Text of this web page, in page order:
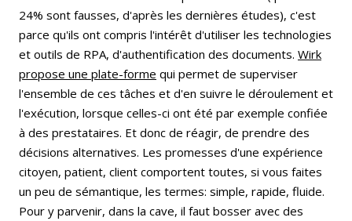
24% sont fausses, d'après les dernières études), c'est
parce qu'ils ont compris l'intérêt d'utiliser les technologies
et outils de RPA, d'authentification des documents. Wirk
propose une plate-forme qui permet de superviser
l'ensemble de ces tâches et d'en suivre le déroulement et
l'exécution, lorsque celles-ci ont été par exemple confiée
à des prestataires. Et donc de réagir, de prendre des
décisions alternatives. Les promesses d'une expérience
citoyen, patient, client comportent toutes, si vous faites
un peu de sémantique, les termes: simple, rapide, fluide.
Pour y parvenir, dans la cave, il faut bosser avec des